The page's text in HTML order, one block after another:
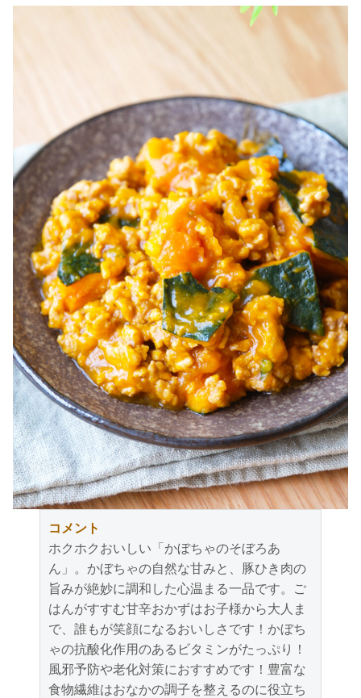
コメント
ホクホクおいしい「かぼちゃのそぼろあ
ん」。かぼちゃの自然な甘みと、豚ひき肉の
旨みが絶妙に調和した心温まる一品です。ご
はんがすすむ甘辛おかずはお子様から大人ま
で、誰もが笑顔になるおいしさです！かぼち
ゃの抗酸化作用のあるビタミンがたっぷり！
風邪予防や老化対策におすすめです！豊富な
食物繊維はおなかの調子を整えるのに役立ち